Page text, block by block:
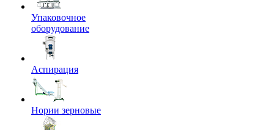
Упаковочное
оборудование
Аспирация
Нории зерновые